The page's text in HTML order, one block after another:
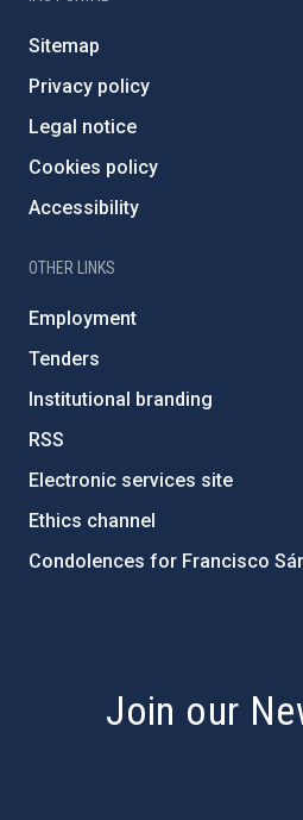
Sitemap
Privacy policy
Legal notice
Cookies policy
Accessibility
OTHER LINKS
Employment
Tenders
Institutional branding
RSS
Electronic services site
Ethics channel
Condolences for Francisco
Join our